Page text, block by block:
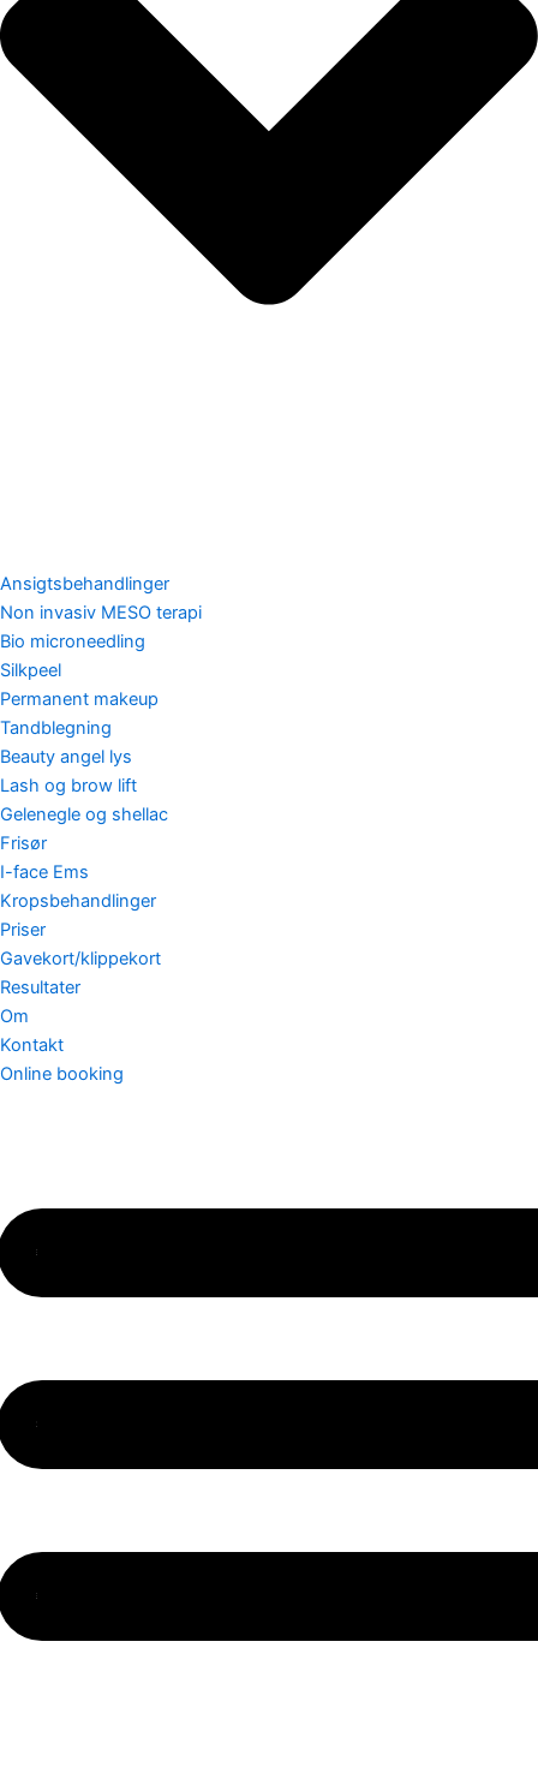
Ansigtsbehandlinger
Non invasiv MESO terapi
Bio microneedling
Silkpeel
Permanent makeup
Tandblegning
Beauty angel lys
Lash og brow lift
Gelenegle og shellac
Frisør
I-face Ems
Kropsbehandlinger
Priser
Gavekort/klippekort
Resultater
Om
Kontakt
Online booking